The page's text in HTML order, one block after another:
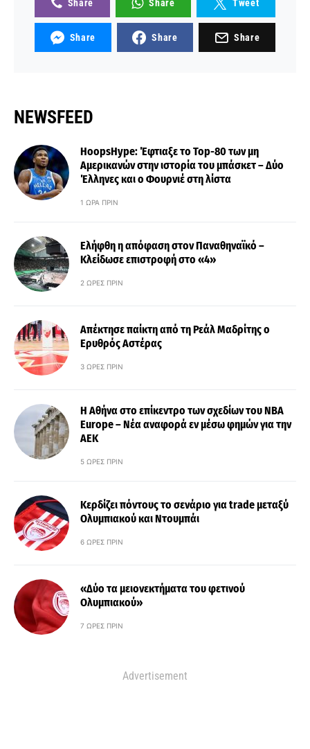
Share Share Tweet
Share Share Share
NEWSFEED
HoopsHype: Έφτιαξε το Top-80 των μη
Αμερικανών στην ιστορία του μπάσκετ – Δύο
Έλληνες και ο Φουρνιέ στη λίστα
1 ΏΡΑ ΠΡΙΝ
Ελήφθη η απόφαση στον Παναθηναϊκό –
Κλείδωσε επιστροφή στο «4»
2 ΏΡΕΣ ΠΡΙΝ
Απέκτησε παίκτη από τη Ρεάλ Μαδρίτης ο
Ερυθρός Αστέρας
3 ΏΡΕΣ ΠΡΙΝ
Η Αθήνα στο επίκεντρο των σχεδίων του NBA
Europe – Νέα αναφορά εν μέσω φημών για την
ΑΕΚ
5 ΏΡΕΣ ΠΡΙΝ
Κερδίζει πόντους το σενάριο για trade μεταξύ
Ολυμπιακού και Ντουμπάι
6 ΏΡΕΣ ΠΡΙΝ
«Δύο τα μειονεκτήματα του φετινού
Ολυμπιακού»
7 ΏΡΕΣ ΠΡΙΝ
Advertisement